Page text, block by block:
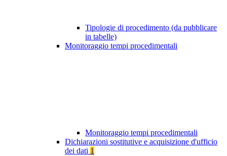
Tipologie di procedimento (da pubblicare
in tabelle)
Monitoraggio tempi procedimentali
Monitoraggio tempi procedimentali
Dichiarazioni sostitutive e acquisizione d'ufficio
dei dati 1